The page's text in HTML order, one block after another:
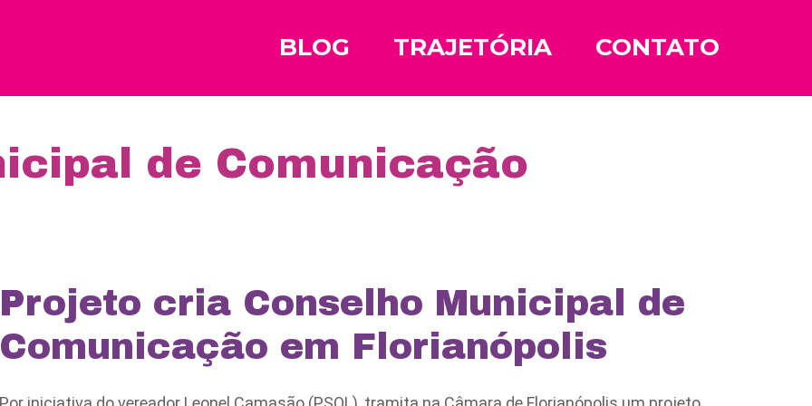
BLOG TRAJETÓRIA CONTATO
de Comunicação
Projeto cria Conselho Municipal de
Comunicação em Florianópolis